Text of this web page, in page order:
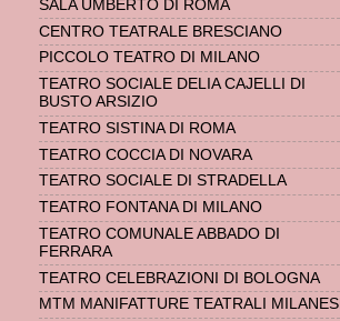
SALA UMBERTO DI ROMA
CENTRO TEATRALE BRESCIANO
PICCOLO TEATRO DI MILANO
TEATRO SOCIALE DELIA CAJELLI DI
BUSTO ARSIZIO
TEATRO SISTINA DI ROMA
TEATRO COCCIA DI NOVARA
TEATRO SOCIALE DI STRADELLA
TEATRO FONTANA DI MILANO
TEATRO COMUNALE ABBADO DI
FERRARA
TEATRO CELEBRAZIONI DI BOLOGNA
MTM MANIFATTURE TEATRALI MILANESI